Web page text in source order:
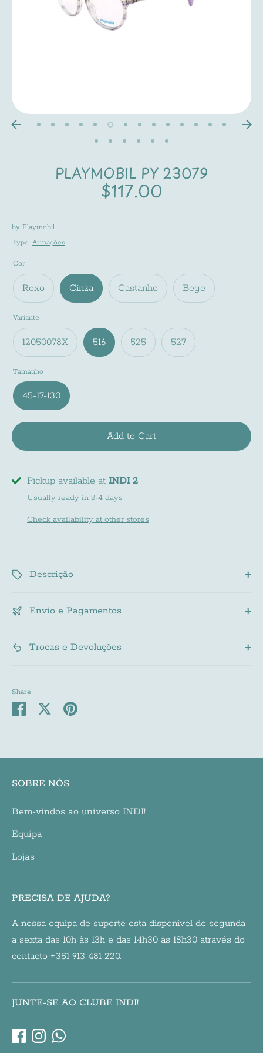
PLAYMOBIL PY 23079
$117.00
by Playmobil
Type: Armações
Cor
Roxo Cinza Castanho Bege
Variante
12050078X 516 525 527
Tamanho
45-17-130
Add to Cart
Pickup available at INDI 2
Usually ready in 2-4 days
Check availability at other stores
Descrição
Envio e Pagamentos
Trocas e Devoluções
Share
Share SharePin
SOBRE NÓS
Bem-vindos ao universo INDI!
Equipa
Lojas
PRECISA DE AJUDA?
A nossa equipa de suporte está disponível de segunda
a sexta das 10h às 13h e das 14h30 às 18h30 através do
contacto +351 913 481 220.
JUNTE-SE AO CLUBE INDI!